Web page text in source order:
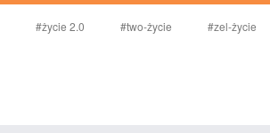
#życie 2.0 #two-życie #zel-życie